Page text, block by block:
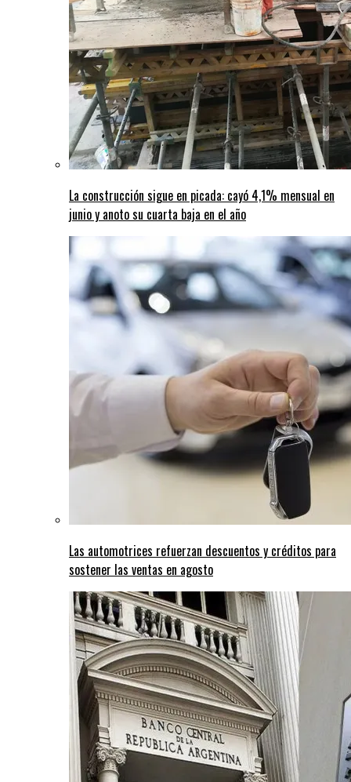
La construcción sigue en picada: cayó 4,1% mensual en
junio y anoto su cuarta baja en el año
Las automotrices refuerzan descuentos y créditos para
sostener las ventas en agosto